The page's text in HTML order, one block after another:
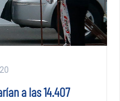
a las 14.407